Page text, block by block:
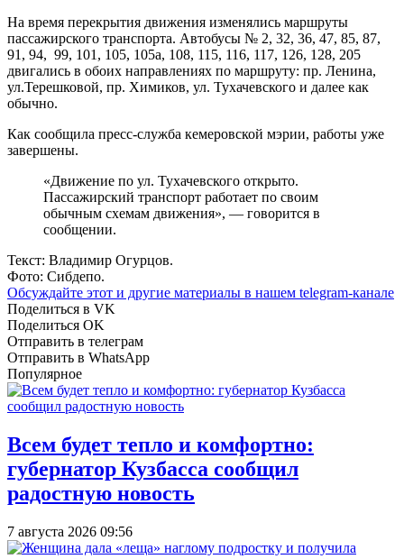
На время перекрытия движения изменялись маршруты
пассажирского транспорта. Автобусы № 2, 32, 36, 47, 85, 87,
91, 94, 99, 101, 105, 105а, 108, 115, 116, 117, 126, 128, 205
двигались в обоих направлениях по маршруту: пр. Ленина,
ул.Терешковой, пр. Химиков, ул. Тухачевского и далее как
обычно.
Как сообщила пресс-служба кемеровской мэрии, работы уже
завершены.
«Движение по ул. Тухачевского открыто.
Пассажирский транспорт работает по своим
обычным схемам движения», — говорится в
сообщении.
Текст: Владимир Огурцов.
Фото: Сибдепо.
Обсуждайте этот и другие материалы в нашем telegram-канале
Поделиться в VK
Поделиться OK
Отправить в телеграм
Отправить в WhatsApp
Популярное
Всем будет тепло и комфортно:
губернатор Кузбасса сообщил
радостную новость
7 августа 2026 09:56